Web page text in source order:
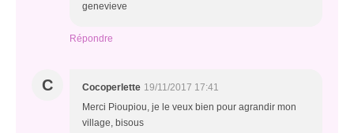
genevieve
Répondre
C Cocoperlette 19/11/2017 17:41
Merci Pioupiou, je le veux bien pour agrandir mon
village, bisous